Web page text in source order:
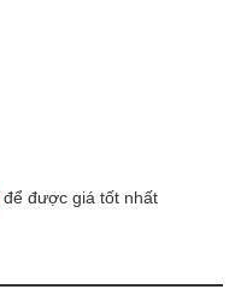
để được giá tốt nhất